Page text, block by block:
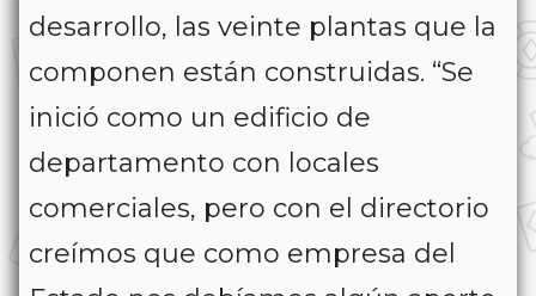
desarrollo, las veinte plantas que la
componen están construidas. “Se
inició como un edificio de
departamento con locales
comerciales, pero con el directorio
creímos que como empresa del